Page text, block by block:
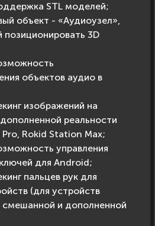
STL моделей;
объект - «Аудиоузел»,
3D
объектов аудио в
изображений на
реальности
Rokid Station Max;
управления
для Android;
пальцев рук для
(для устройств
смешанной и дополненной